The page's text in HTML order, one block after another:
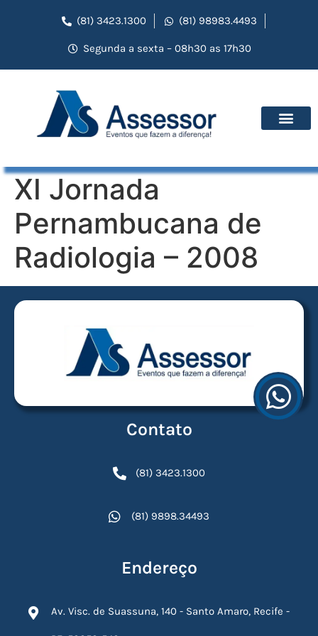
(81) 3423.1300 (81) 98983.4493
Segunda a sexta – 08h30 as 17h30
XI Jornada
Pernambucana de
Radiologia – 2008
Contato
(81) 3423.1300
(81) 9898.34493
Endereço
Av. Visc. de Suassuna, 140 - Santo Amaro, Recife -